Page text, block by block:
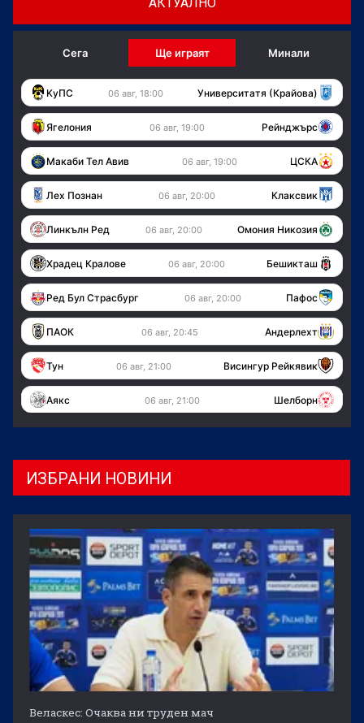
Сега Ще играят Минали
KуПС 06 авг, 18:00 Университатя (Крайова)
Ягелония 06 авг, 19:00 Рейнджърс
Макаби Тел Авив 06 авг, 19:00 ЦСКА
Лех Познан 06 авг, 20:00 Клаксвик
Линкълн Ред 06 авг, 20:00 Омония Никозия
Храдец Кралове 06 авг, 20:00 Бешикташ
Ред Бул Страсбург 06 авг, 20:00 Пафос
ПАОК 06 авг, 20:45 Андерлехт
Тун 06 авг, 21:00 Висингур Рейкявик
Аякс 06 авг, 21:00 Шелборн
ИЗБРАНИ НОВИНИ
Веласкес: Очаква ни труден мач